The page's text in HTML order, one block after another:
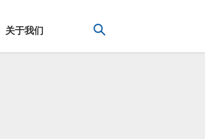
关于我们